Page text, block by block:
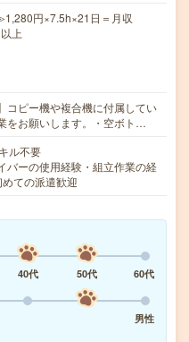
円×7.5h×21日＝月収
上
コピー機や複合機に付属してい
をお願いします。・空ボト…
ル不要
バーの使用経験・組立作業の経
ての派遣歓迎
40代 50代
60代
男性